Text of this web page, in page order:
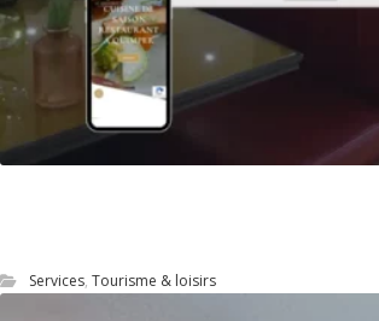
Services, Tourisme & loisirs